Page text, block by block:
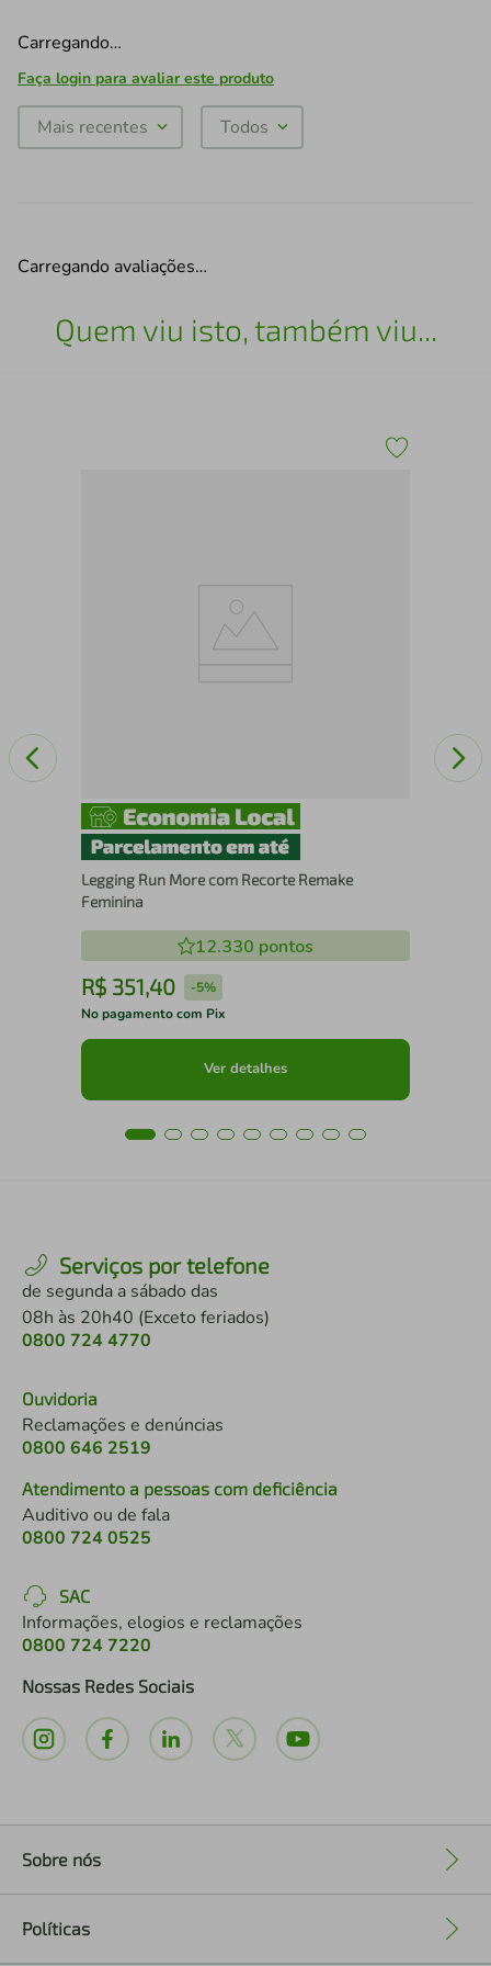
Carregando…
Faça login para avaliar este produto
Mais recentes Todos
Carregando avaliações…
Quem viu isto, também viu...
Legging Run More com Recorte Remake
Feminina
12.330 pontos
R$ 351,40 -5%
No pagamento com Pix
Ver detalhes
Serviços por telefone
de segunda a sábado das
08h às 20h40 (Exceto feriados)
0800 724 4770
Ouvidoria
Reclamações e denúncias
0800 646 2519
Atendimento a pessoas com deficiência
Auditivo ou de fala
0800 724 0525
SAC
Informações, elogios e reclamações
0800 724 7220
Nossas Redes Sociais
Sobre nós
Políticas